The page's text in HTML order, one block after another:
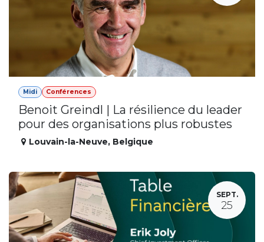
Midi Conférences
Benoit Greindl | La résilience du leader
pour des organisations plus robustes
Louvain-la-Neuve, Belgique
SEPT.
25